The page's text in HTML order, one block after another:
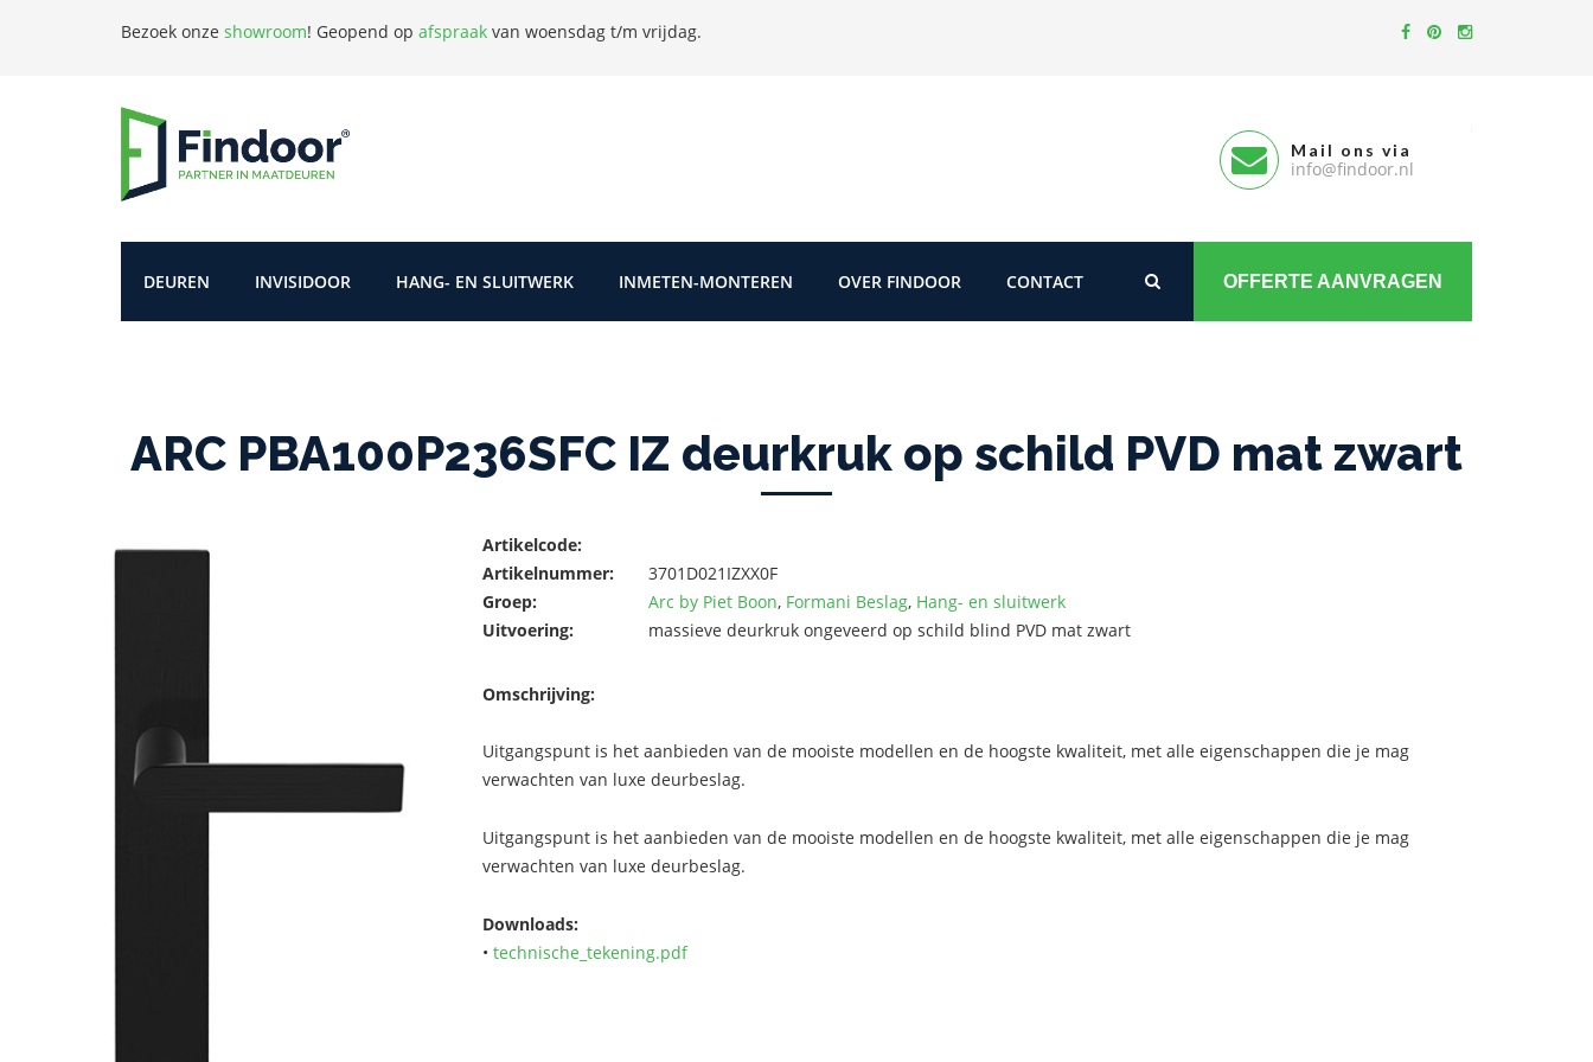
Bezoek onze showroom! Geopend op afspraak van woensdag t/m vrijdag.
Mail ons via
info@findoor.nl
DEUREN INVISIDOOR HANG- EN SLUITWERK INMETEN-MONTEREN OVER FINDOOR CONTACT OFFERTE AANVRAGEN
ARC PBA100P236SFC IZ deurkruk op schild PVD mat zwart
Artikelcode:
Artikelnummer:
3701D021IZXX0F
Groep:
Arc by Piet Boon, Formani Beslag, Hang- en sluitwerk
Uitvoering:
massieve deurkruk ongeveerd op schild blind PVD mat zwart
Omschrijving:
Uitgangspunt is het aanbieden van de mooiste modellen en de hoogste kwaliteit, met alle eigenschappen die je mag
verwachten van luxe deurbeslag.
Uitgangspunt is het aanbieden van de mooiste modellen en de hoogste kwaliteit, met alle eigenschappen die je mag
verwachten van luxe deurbeslag.
Downloads:
• technische_tekening.pdf